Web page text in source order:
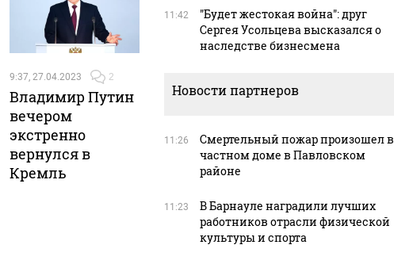
9:37, 27.04.2023 2
Владимир Путин
вечером
экстренно
вернулся в
Кремль
11:42
"Будет жестокая война": друг
Сергея Усольцева высказался о
наследстве бизнесмена
Новости партнеров
11:26
Смертельный пожар произошел в
частном доме в Павловском
районе
11:23
В Барнауле наградили лучших
работников отрасли физической
культуры и спорта